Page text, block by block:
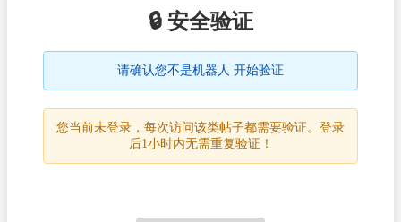
🔒 安全验证
请确认您不是机器人 开始验证
您当前未登录，每次访问该类帖子都需要验证。登录
后1小时内无需重复验证！